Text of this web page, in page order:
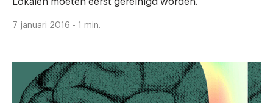
Lokalen moeten eerst gereinigd worden.
7 januari 2016 - 1 min.